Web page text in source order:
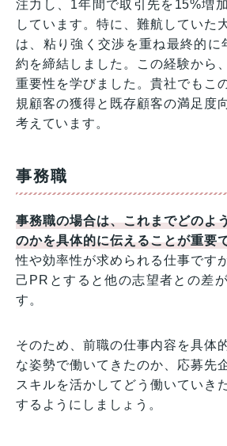
注力し、1年間で取引先を15%増
しています。特に、難航していた
は、粘り強く交渉を重ね最終的に
約を締結しました。この経験から
重要性を学びました。貴社でもこ
規顧客の獲得と既存顧客の満足度
考えています。
事務職
事務職の場合は、これまでどのよ
のかを具体的に伝えることが重要
性や効率性が求められる仕事です
己PRとすると他の志望者との差
す。
そのため、前職の仕事内容を具体
な姿勢で働いてきたのか、応募先
スキルを活かしてどう働いていき
するようにしましょう。